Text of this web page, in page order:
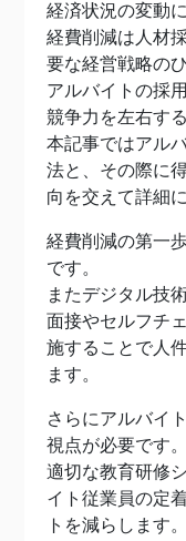
経済状況の変動
経費削減は人材
要な経営戦略の
アルバイトの採
競争力を左右す
本記事ではアル
法と、その際に
向を交えて詳細
経費削減の第一
です。
またデジタル技
面接やセルフチ
施することで人
ます。
さらにアルバイ
視点が必要です。
適切な教育研修
イト従業員の定
トを減らします。